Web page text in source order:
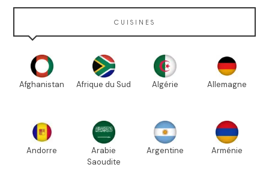
CUISINES
Afghanistan Afrique du Sud Algérie Allemagne
Andorre
Arabie
Saoudite
Argentine Arménie